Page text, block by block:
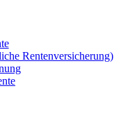
Rentenversicherung)